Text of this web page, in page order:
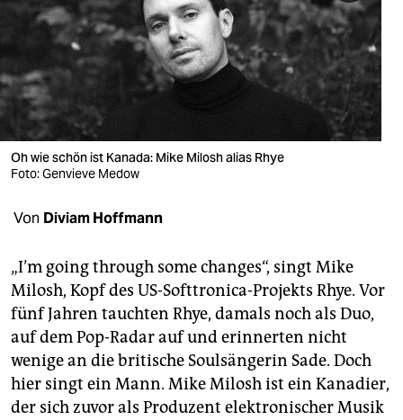
nord
wahrheit
verlag
verlag
veranstaltungen
shop
unterstützen
abo
genossenschaft
epaper login
Oh wie schön ist Kanada: Mike Milosh alias Rhye
Foto: Genvieve Medow
Von Diviam Hoffmann
„I’m going through some changes“, singt Mike
Milosh, Kopf des US-Soft­tronica-Projekts Rhye. Vor
fünf Jahren tauchten Rhye, damals noch als Duo,
auf dem Pop-Radar auf und erinnerten nicht
wenige an die britische Soulsängerin Sade. Doch
hier singt ein Mann. Mike Milosh ist ein Kanadier,
der sich zuvor als Produzent elektronischer Musik